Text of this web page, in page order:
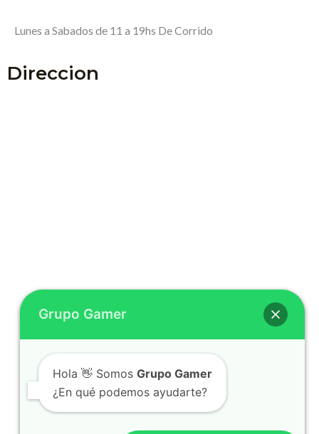
Lunes a Sabados de 11 a 19hs De Corrido
Direccion
Grupo Gamer
Hola 👋 Somos Grupo Gamer
¿En qué podemos ayudarte?